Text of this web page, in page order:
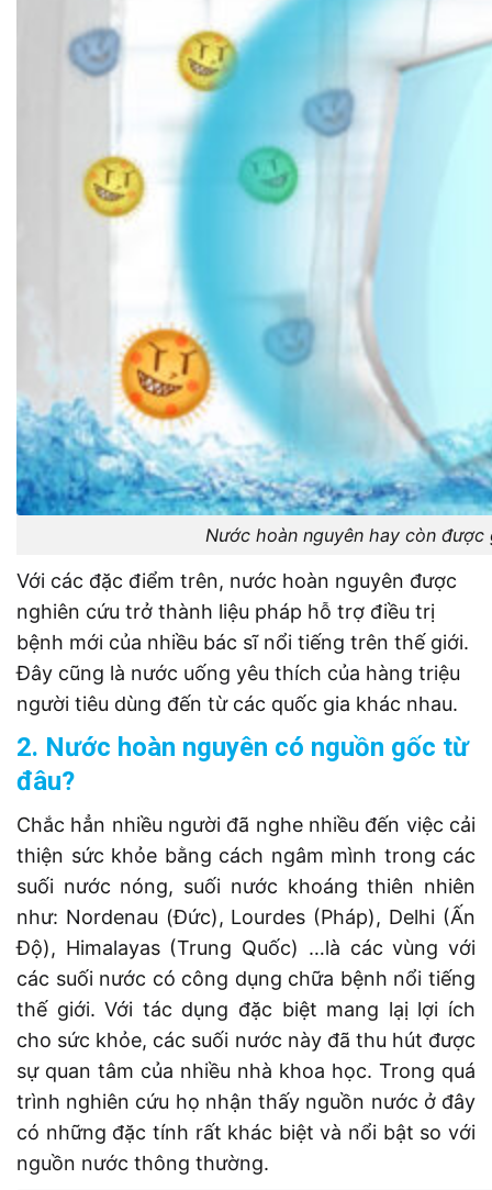
Nước hoàn nguyên hay còn
Với các đặc điểm trên, nước hoàn nguyên được
nghiên cứu trở thành liệu pháp hỗ trợ điều trị
bệnh mới của nhiều bác sĩ nổi tiếng trên thế giới.
Đây cũng là nước uống yêu thích của hàng triệu
người tiêu dùng đến từ các quốc gia khác nhau.
2. Nước hoàn nguyên có nguồn gốc từ
đâu?
Chắc hẳn nhiều người đã nghe nhiều đến việc cải
thiện sức khỏe bằng cách ngâm mình trong các
suối nước nóng, suối nước khoáng thiên nhiên
như: Nordenau (Đức), Lourdes (Pháp), Delhi (Ấn
Độ), Himalayas (Trung Quốc) …là các vùng với
các suối nước có công dụng chữa bệnh nổi tiếng
thế giới. Với tác dụng đặc biệt mang lạị lợi ích
cho sức khỏe, các suối nước này đã thu hút được
sự quan tâm của nhiều nhà khoa học. Trong quá
trình nghiên cứu họ nhận thấy nguồn nước ở đây
có những đặc tính rất khác biệt và nổi bật so với
nguồn nước thông thường.